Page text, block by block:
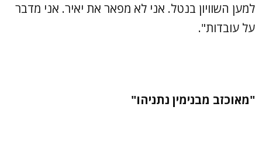
למען השוויון בנטל. אני לא מפאר את יאיר. אני מדבר
על עובדות".
"מאוכזב מבנימין נתניהו"